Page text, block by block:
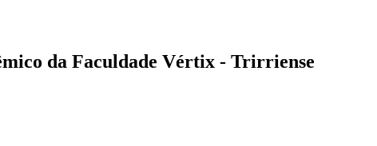
da Faculdade Vértix - Trirriense